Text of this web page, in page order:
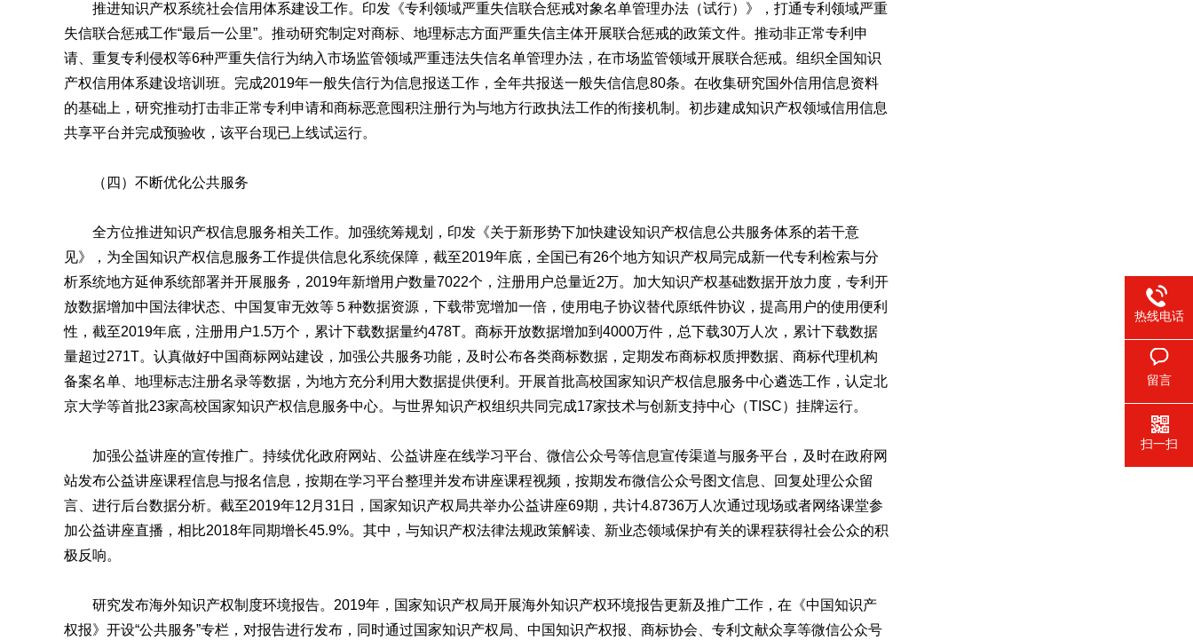
推进知识产权系统社会信用体系建设工作。印发《专利领域严重失信联合惩戒对象名单管理办法（试行）》，打通专利领域严重
失信联合惩戒工作“最后一公里”。推动研究制定对商标、地理标志方面严重失信主体开展联合惩戒的政策文件。推动非正常专利申
请、重复专利侵权等6种严重失信行为纳入市场监管领域严重违法失信名单管理办法，在市场监管领域开展联合惩戒。组织全国知识
产权信用体系建设培训班。完成2019年一般失信行为信息报送工作，全年共报送一般失信信息80条。在收集研究国外信用信息资料
的基础上，研究推动打击非正常专利申请和商标恶意囤积注册行为与地方行政执法工作的衔接机制。初步建成知识产权领域信用信息
共享平台并完成预验收，该平台现已上线试运行。
（四）不断优化公共服务
全方位推进知识产权信息服务相关工作。加强统筹规划，印发《关于新形势下加快建设知识产权信息公共服务体系的若干意
见》，为全国知识产权信息服务工作提供信息化系统保障，截至2019年底，全国已有26个地方知识产权局完成新一代专利检索与分
析系统地方延伸系统部署并开展服务，2019年新增用户数量7022个，注册用户总量近2万。加大知识产权基础数据开放力度，专利开
放数据增加中国法律状态、中国复审无效等５种数据资源，下载带宽增加一倍，使用电子协议替代原纸件协议，提高用户的使用便利
性，截至2019年底，注册用户1.5万个，累计下载数据量约478T。商标开放数据增加到4000万件，总下载30万人次，累计下载数据
量超过271T。认真做好中国商标网站建设，加强公共服务功能，及时公布各类商标数据，定期发布商标权质押数据、商标代理机构
备案名单、地理标志注册名录等数据，为地方充分利用大数据提供便利。开展首批高校国家知识产权信息服务中心遴选工作，认定北
京大学等首批23家高校国家知识产权信息服务中心。与世界知识产权组织共同完成17家技术与创新支持中心（TISC）挂牌运行。
加强公益讲座的宣传推广。持续优化政府网站、公益讲座在线学习平台、微信公众号等信息宣传渠道与服务平台，及时在政府网
站发布公益讲座课程信息与报名信息，按期在学习平台整理并发布讲座课程视频，按期发布微信公众号图文信息、回复处理公众留
言、进行后台数据分析。截至2019年12月31日，国家知识产权局共举办公益讲座69期，共计4.8736万人次通过现场或者网络课堂参
加公益讲座直播，相比2018年同期增长45.9%。其中，与知识产权法律法规政策解读、新业态领域保护有关的课程获得社会公众的积
极反响。
研究发布海外知识产权制度环境报告。2019年，国家知识产权局开展海外知识产权环境报告更新及推广工作，在《中国知识产
权报》开设“公共服务”专栏，对报告进行发布，同时通过国家知识产权局、中国知识产权报、商标协会、专利文献众享等微信公众号
热线电话
留言
扫一扫